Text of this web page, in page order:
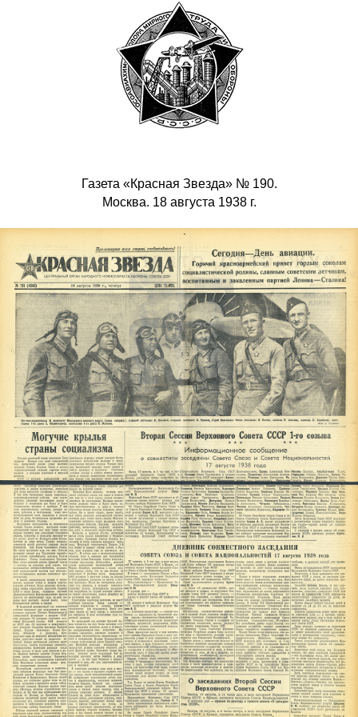
Газета «Красная Звезда» № 190.
Москва. 18 августа 1938 г.